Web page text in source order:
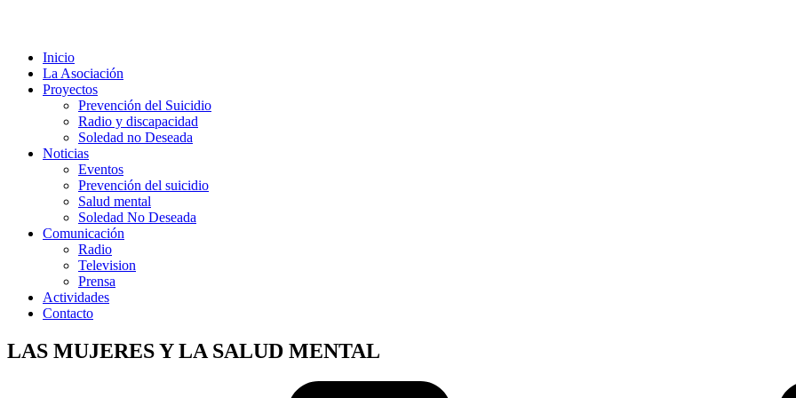
Inicio
La Asociación
Proyectos
Prevención del Suicidio
Radio y discapacidad
Soledad no Deseada
Noticias
Eventos
Prevención del suicidio
Salud mental
Soledad No Deseada
Comunicación
Radio
Television
Prensa
Actividades
Contacto
LAS MUJERES Y LA SALUD MENTAL